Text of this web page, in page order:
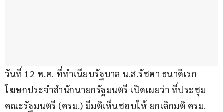
วันที่ 12 พ.ค. ที่ทำเนียบรัฐบาล น.ส.รัชดา ธนาดิเรก
โฆษกประจำสำนักนายกรัฐมนตรี เปิดเผยว่า ที่ประชุม
คณะรัฐมนตรี (ครม.) มีมติเห็นชอบให้ ยกเลิกมติ ครม.